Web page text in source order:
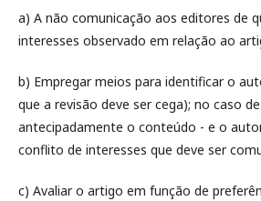
a) A não comunicação aos editores de
interesses observado em relação ao
b) Empregar meios para identificar o
que a revisão deve ser cega); no caso
antecipadamente o conteúdo - e o
conflito de interesses que deve ser
c) Avaliar o artigo em função de